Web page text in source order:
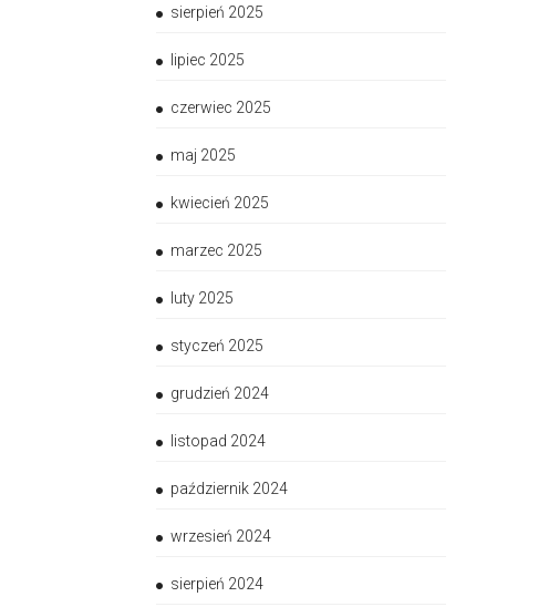
sierpień 2025
lipiec 2025
czerwiec 2025
maj 2025
kwiecień 2025
marzec 2025
luty 2025
styczeń 2025
grudzień 2024
listopad 2024
październik 2024
wrzesień 2024
sierpień 2024